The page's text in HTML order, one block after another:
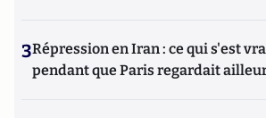
3Répression en Iran : ce qui s'est
pendant que Paris regardait